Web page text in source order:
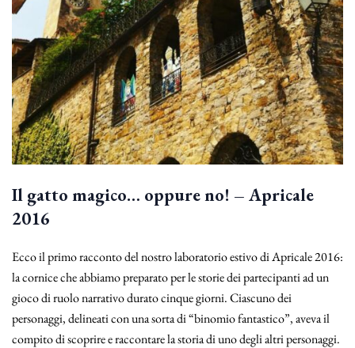
Il gatto magico… oppure no! – Apricale
2016
Ecco il primo racconto del nostro laboratorio estivo di Apricale 2016:
la cornice che abbiamo preparato per le storie dei partecipanti ad un
gioco di ruolo narrativo durato cinque giorni. Ciascuno dei
personaggi, delineati con una sorta di “binomio fantastico”, aveva il
compito di scoprire e raccontare la storia di uno degli altri personaggi.